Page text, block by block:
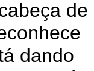
de
dando